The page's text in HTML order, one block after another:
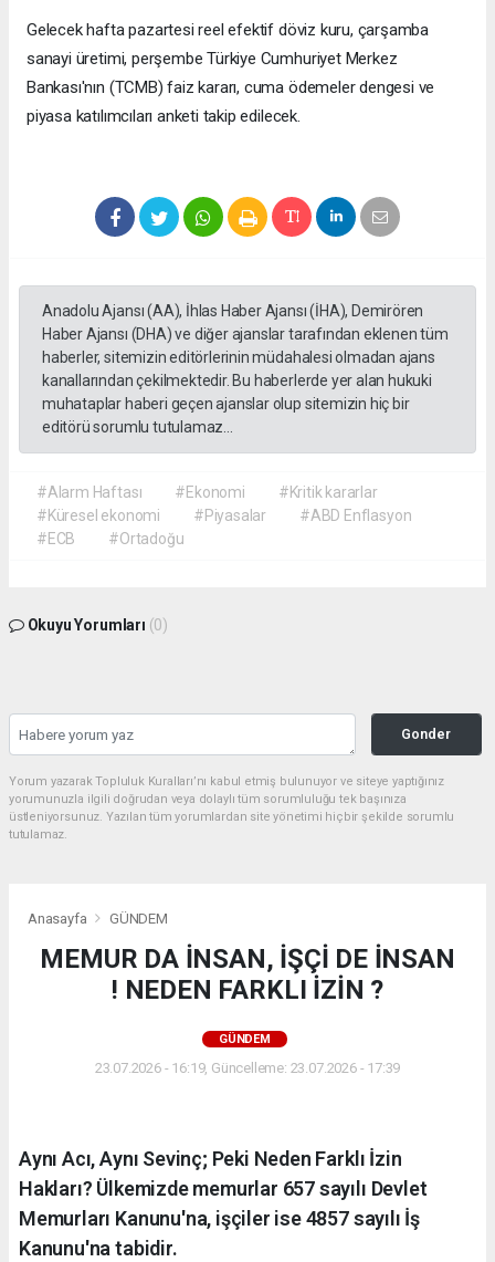
Gelecek hafta pazartesi reel efektif döviz kuru, çarşamba
sanayi üretimi, perşembe Türkiye Cumhuriyet Merkez
Bankası'nın (TCMB) faiz kararı, cuma ödemeler dengesi ve
piyasa katılımcıları anketi takip edilecek.
Anadolu Ajansı (AA), İhlas Haber Ajansı (İHA), Demirören
Haber Ajansı (DHA) ve diğer ajanslar tarafından eklenen tüm
haberler, sitemizin editörlerinin müdahalesi olmadan ajans
kanallarından çekilmektedir. Bu haberlerde yer alan hukuki
muhataplar haberi geçen ajanslar olup sitemizin hiç bir
editörü sorumlu tutulamaz...
#Alarm Haftası #Ekonomi
#Kritik kararlar
#Küresel ekonomi
#Piyasalar
#ABD Enflasyon
#ECB
#Ortadoğu
Okuyu Yorumları (0)
Gonder
Yorum yazarak Topluluk Kuralları’nı kabul etmiş bulunuyor ve siteye yaptığınız
yorumunuzla ilgili doğrudan veya dolaylı tüm sorumluluğu tek başınıza
üstleniyorsunuz. Yazılan tüm yorumlardan site yönetimi hiçbir şekilde sorumlu
tutulamaz.
Anasayfa GÜNDEM
MEMUR DA İNSAN, İŞÇİ DE İNSAN
! NEDEN FARKLI İZİN ?
GÜNDEM
23.07.2026 - 16:19, Güncelleme: 23.07.2026 - 17:39
Aynı Acı, Aynı Sevinç; Peki Neden Farklı İzin
Hakları? Ülkemizde memurlar 657 sayılı Devlet
Memurları Kanunu'na, işçiler ise 4857 sayılı İş
Kanunu'na tabidir.